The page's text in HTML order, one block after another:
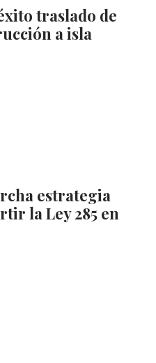
traslado de
a isla
estrategia
la Ley 285 en